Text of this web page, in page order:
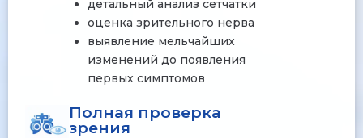
детальный анализ сетчатки
оценка зрительного нерва
выявление мельчайших
изменений до появления
первых симптомов
Полная проверка
зрения